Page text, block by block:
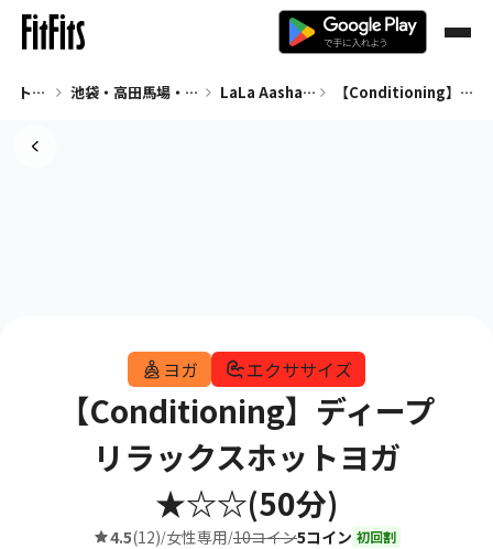
トップ 池袋・高田馬場・早稲田 ヨガ LaLa Aasha池袋 【Conditioning】ディープリラックスホットヨガ★☆☆(50分)
ヨガ エクササイズ
【Conditioning】ディープ
リラックスホットヨガ
★☆☆(50分)
4.5(12)/女性専用/10コイン5コイン 初回割